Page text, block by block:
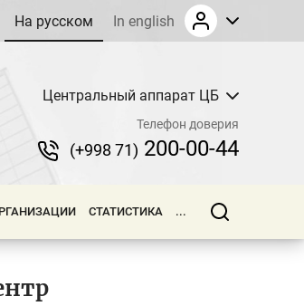
На русском In english
Центральный аппарат ЦБ
Телефон доверия
(+998 71) 200-00-44
СТАТИСТИКА ...